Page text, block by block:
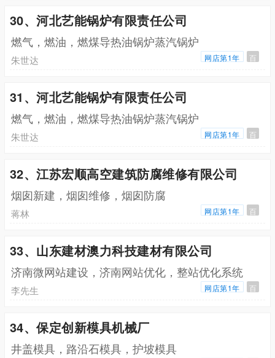
30、河北艺能锅炉有限责任公司
燃气，燃油，燃煤导热油锅炉蒸汽锅炉
朱世达 网店第1年 百
31、河北艺能锅炉有限责任公司
燃气，燃油，燃煤导热油锅炉蒸汽锅炉
朱世达 网店第1年 百
32、江苏宏顺高空建筑防腐维修有限公司
烟囱新建，烟囱维修，烟囱防腐
蒋林 网店第1年 百
33、山东建材澳力科技建材有限公司
济南微网站建设，济南网站优化，整站优化系统
李先生 网店第1年 百
34、保定创新模具机械厂
井盖模具，路沿石模具，护坡模具